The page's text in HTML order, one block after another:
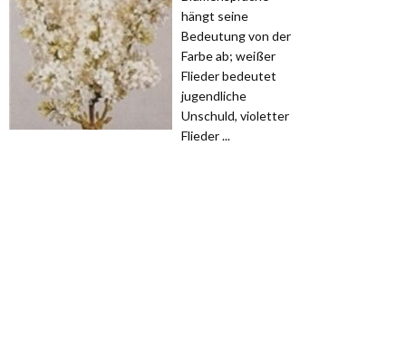
hängt seine
Bedeutung von der
Farbe ab; weißer
Flieder bedeutet
jugendliche
Unschuld, violetter
Flieder ...